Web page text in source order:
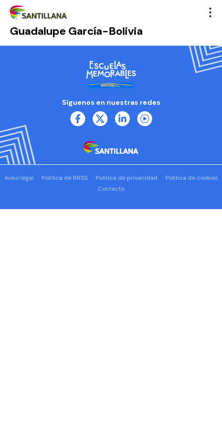
Guadalupe García-Bolivia
Síguenos en nuestras redes
Aviso legal Política de RRSS Política de privacidad
Política de cookies
Contacto